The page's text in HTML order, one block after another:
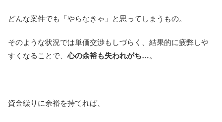
どんな案件でも「やらなきゃ」と思ってしまうもの。
そのような状況では単価交渉もしづらく、結果的に疲弊しや
すくなることで、心の余裕も失われがち…。
資金繰りに余裕を持てれば、